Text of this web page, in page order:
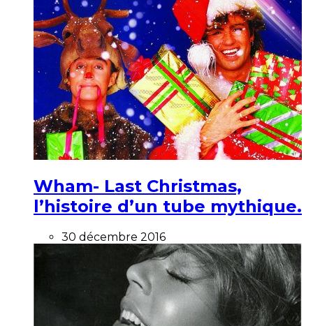
Wham- Last Christmas,
l’histoire d’un tube mythique.
30 décembre 2016